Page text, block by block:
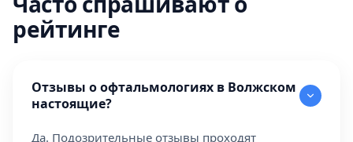
рейтинге
Отзывы о офтальмологиях в Волжском
настоящие?
Да. Подозрительные отзывы проходят